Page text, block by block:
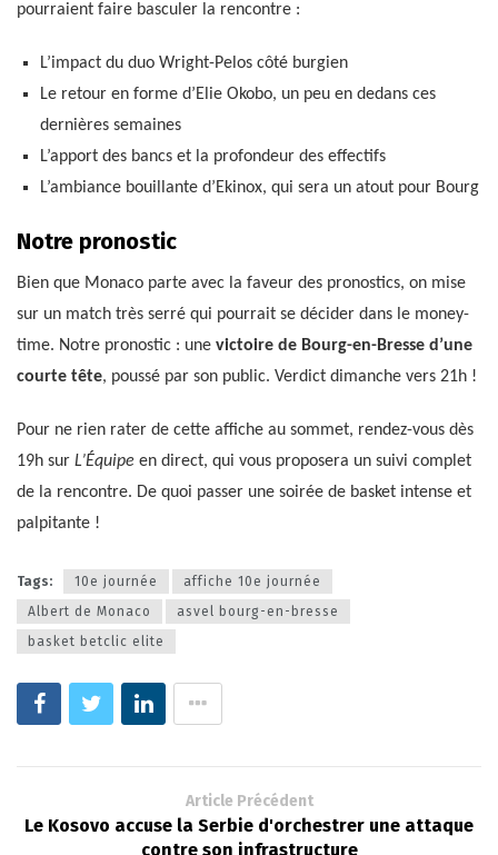
pourraient faire basculer la rencontre :
L’impact du duo Wright-Pelos côté burgien
Le retour en forme d’Elie Okobo, un peu en dedans ces
dernières semaines
L’apport des bancs et la profondeur des effectifs
L’ambiance bouillante d’Ekinox, qui sera un atout pour Bourg
Notre pronostic
Bien que Monaco parte avec la faveur des pronostics, on mise
sur un match très serré qui pourrait se décider dans le money-
time. Notre pronostic : une victoire de Bourg-en-Bresse d’une
courte tête, poussé par son public. Verdict dimanche vers 21h !
Pour ne rien rater de cette affiche au sommet, rendez-vous dès
19h sur L’Équipe en direct, qui vous proposera un suivi complet
de la rencontre. De quoi passer une soirée de basket intense et
palpitante !
Tags: 10e journée
affiche 10e journée
Albert de Monaco
asvel bourg-en-bresse
basket betclic elite
Article Précédent
Le Kosovo accuse la Serbie d'orchestrer une attaque
contre son infrastructure